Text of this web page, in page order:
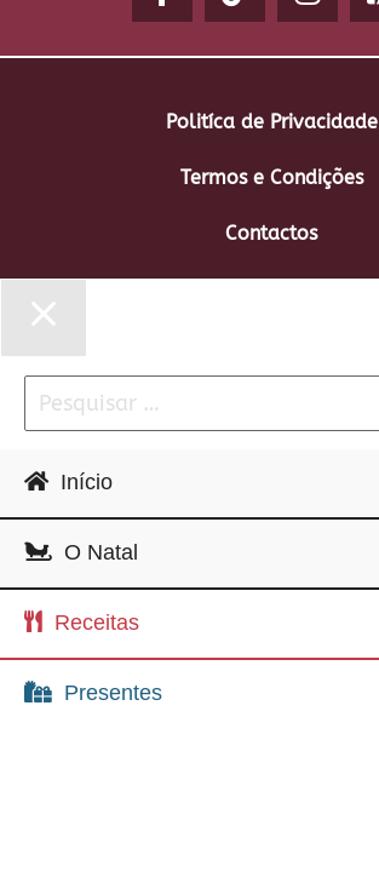
Politíca de Privacidade
Termos e Condições
Contactos
Início
O Natal
Receitas
Presentes